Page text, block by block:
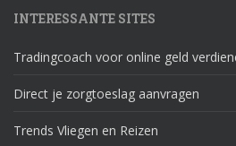
INTERESSANTE SITES
Tradingcoach voor online geld
Direct je zorgtoeslag aanvragen
Trends Vliegen en Reizen